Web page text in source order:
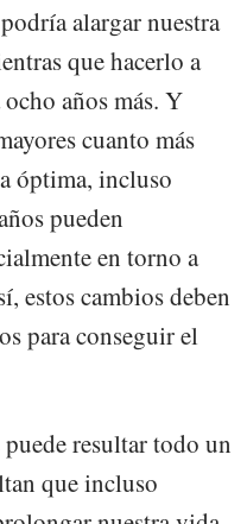
alargar nuestra
que hacerlo a
años más. Y
cuanto más
óptima, incluso
pueden
en torno a
estos cambios deben
para conseguir el
resultar todo un
que incluso